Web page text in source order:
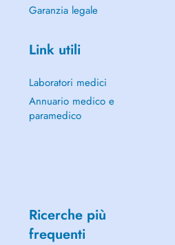
Garanzia legale
Link utili
Laboratori medici
Annuario medico e
paramedico
Ricerche più
frequenti